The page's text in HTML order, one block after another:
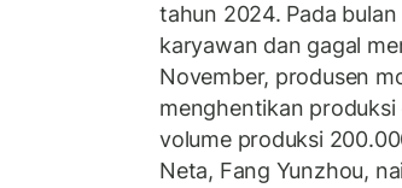
tahun 2024. Pada
karyawan dan gagal
November, produsen
menghentikan
volume produksi
Neta, Fang Yunzhou,